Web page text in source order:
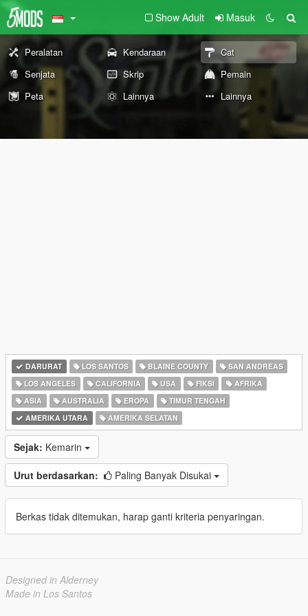
Show Adult Masuk
Peralatan Kendaraan
Cat
Senjata
Skrip
Pemain
Peta
Lainnya Lainnya
DARURAT LOS SANTOS BLAINE COUNTY
SAN ANDREAS
LOS ANGELES
CALIFORNIA USA FIKSI
AFRIKA
ASIA
AUSTRALIA EROPA
TIMUR TENGAH
AMERIKA UTARA
AMERIKA SELATAN
Sejak: Kemarin
Urut berdasarkan: Paling Banyak Disukai
Berkas tidak ditemukan, harap ganti kriteria penyaringan.
Designed in Alderney
Made in Los Santos